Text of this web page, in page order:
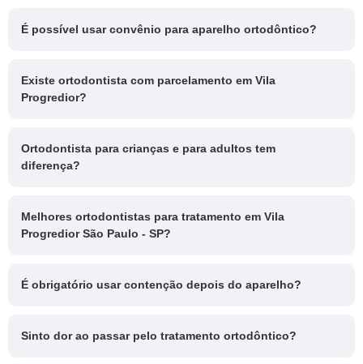
É possível usar convênio para aparelho ortodôntico?
Existe ortodontista com parcelamento em Vila
Progredior?
Ortodontista para crianças e para adultos tem
diferença?
Melhores ortodontistas para tratamento em Vila
Progredior São Paulo - SP?
É obrigatório usar contenção depois do aparelho?
Sinto dor ao passar pelo tratamento ortodôntico?